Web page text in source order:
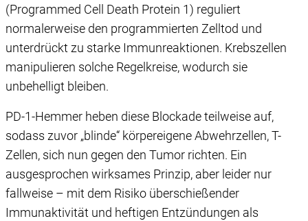
(Programmed Cell Death Protein 1) reguliert
normalerweise den programmierten Zelltod und
unterdrückt zu starke Immunreaktionen. Krebszellen
manipulieren solche Regelkreise, wodurch sie
unbehelligt bleiben.
PD-1-Hemmer heben diese Blockade teilweise auf,
sodass zuvor „blinde“ körpereigene Abwehrzellen, T-
Zellen, sich nun gegen den Tumor richten. Ein
ausgesprochen wirksames Prinzip, aber leider nur
fallweise – mit dem Risiko überschießender
Immunaktivität und heftigen Entzündungen als